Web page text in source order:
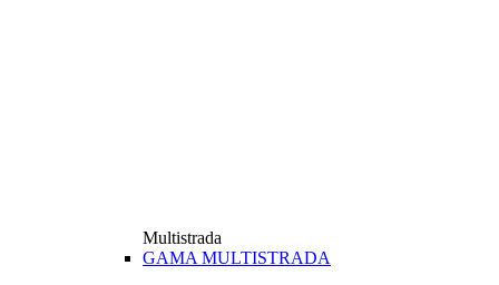
Multistrada
GAMA MULTISTRADA